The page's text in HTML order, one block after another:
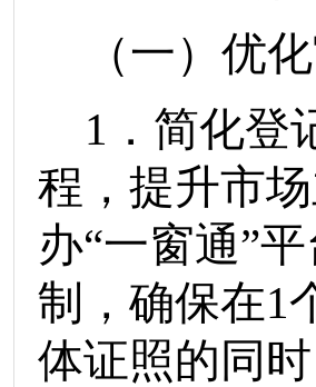
（一）优
1 ．简化
程，提升市
办“一窗通”
制，确保在1
体证照的同